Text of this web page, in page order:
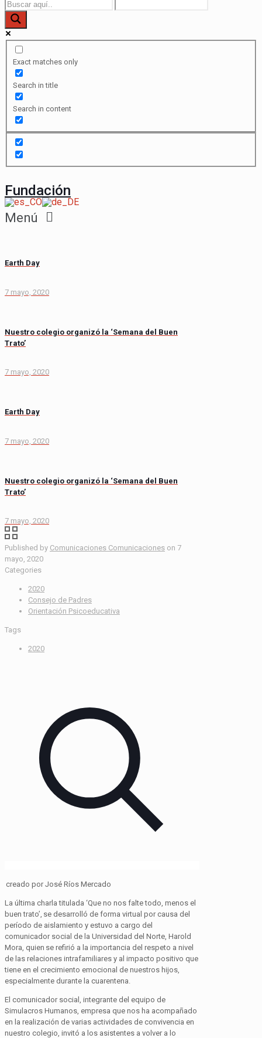
Exact matches only
Search in title
Search in content
Fundación
Menú
Earth Day
7 mayo, 2020
Nuestro colegio organizó la ‘Semana del Buen
Trato’
7 mayo, 2020
Earth Day
7 mayo, 2020
Nuestro colegio organizó la ‘Semana del Buen
Trato’
7 mayo, 2020
Published by Comunicaciones Comunicaciones on 7
mayo, 2020
Categories
2020
Consejo de Padres
Orientación Psicoeducativa
Tags
2020
creado por José Ríos Mercado
La última charla titulada ‘Que no nos falte todo, menos el
buen trato’, se desarrolló de forma virtual por causa del
período de aislamiento y estuvo a cargo del
comunicador social de la Universidad del Norte, Harold
Mora, quien se refirió a la importancia del respeto a nivel
de las relaciones intrafamiliares y al impacto positivo que
tiene en el crecimiento emocional de nuestros hijos,
especialmente durante la cuarentena.
El comunicador social, integrante del equipo de
Simulacros Humanos, empresa que nos ha acompañado
en la realización de varias actividades de convivencia en
nuestro colegio, invitó a los asistentes a volver a lo